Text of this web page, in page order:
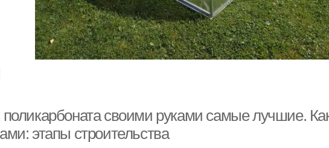
своими руками самые лучшие.
этапы строительства